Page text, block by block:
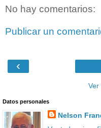
No hay comentarios:
Publicar un
‹
Ver
Datos personales
Nelson